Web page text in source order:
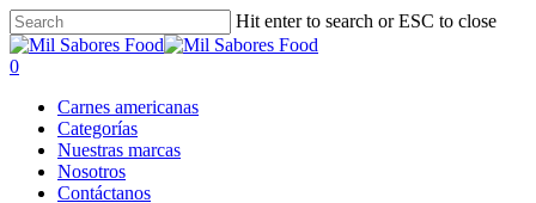
Skip
to
main
Hit enter to search or ESC to close
Close
Search
search
0
Carnes americanas
Categorías
Nuestras marcas
Nosotros
Contáctanos